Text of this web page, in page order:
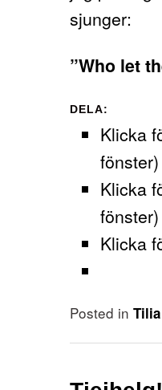
sjunger:
”Who let
DELA:
Klicka
fönster)
Klicka
fönster)
Klicka
Posted in Tilia